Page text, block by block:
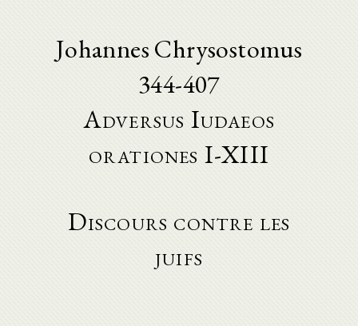
Johannes Chrysostomus
344-407
Adversus Iudaeos
orationes I-XIII
Discours contre les
juifs